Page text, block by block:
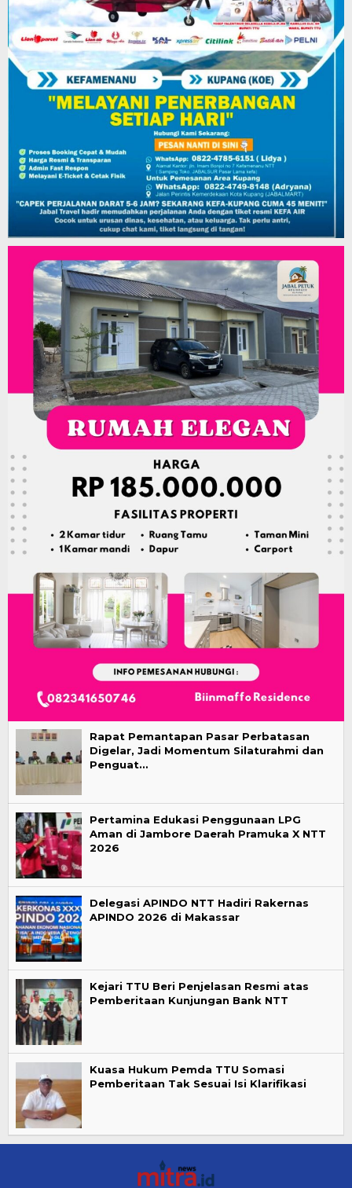
Rapat Pemantapan Pasar Perbatasan
Digelar, Jadi Momentum Silaturahmi dan
Penguat…
Pertamina Edukasi Penggunaan LPG
Aman di Jambore Daerah Pramuka X NTT
2026
Delegasi APINDO NTT Hadiri Rakernas
APINDO 2026 di Makassar
Kejari TTU Beri Penjelasan Resmi atas
Pemberitaan Kunjungan Bank NTT
Kuasa Hukum Pemda TTU Somasi
Pemberitaan Tak Sesuai Isi Klarifikasi